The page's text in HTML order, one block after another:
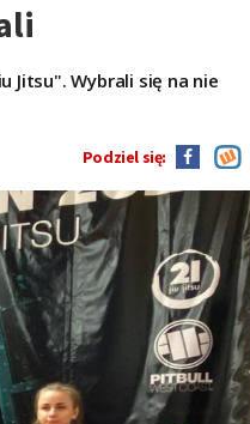
Jitsu". Wybrali się na nie
Podziel się: